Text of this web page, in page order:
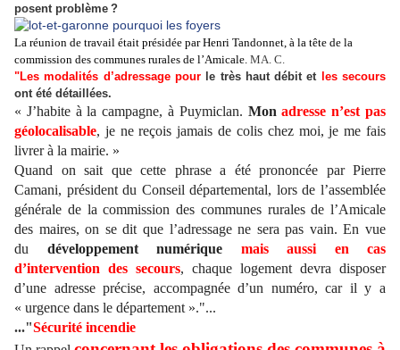
posent problème ?
La réunion de travail était présidée par Henri Tandonnet, à la tête de la
commission des communes rurales de l’Amicale. MA. C.
"Les modalités d’adressage pourle très haut débit etles secours
ont été détaillées.
« J’habite à la campagne, à Puymiclan. Monadresse n’est pas
géolocalisable, je ne reçois jamais de colis chez moi, je me fais
livrer à la mairie. »
Quand on sait que cette phrase a été prononcée par Pierre
Camani, président du Conseil départemental, lors de l’assemblée
générale de la commission des communes rurales de l’Amicale
des maires, on se dit que l’adressage ne sera pas vain. En vue
du développement numérique mais aussi en cas
d’intervention des secours, chaque logement devra disposer
d’une adresse précise, accompagnée d’un numéro, car il y a
« urgence dans le département »."...
..."Sécurité incendie